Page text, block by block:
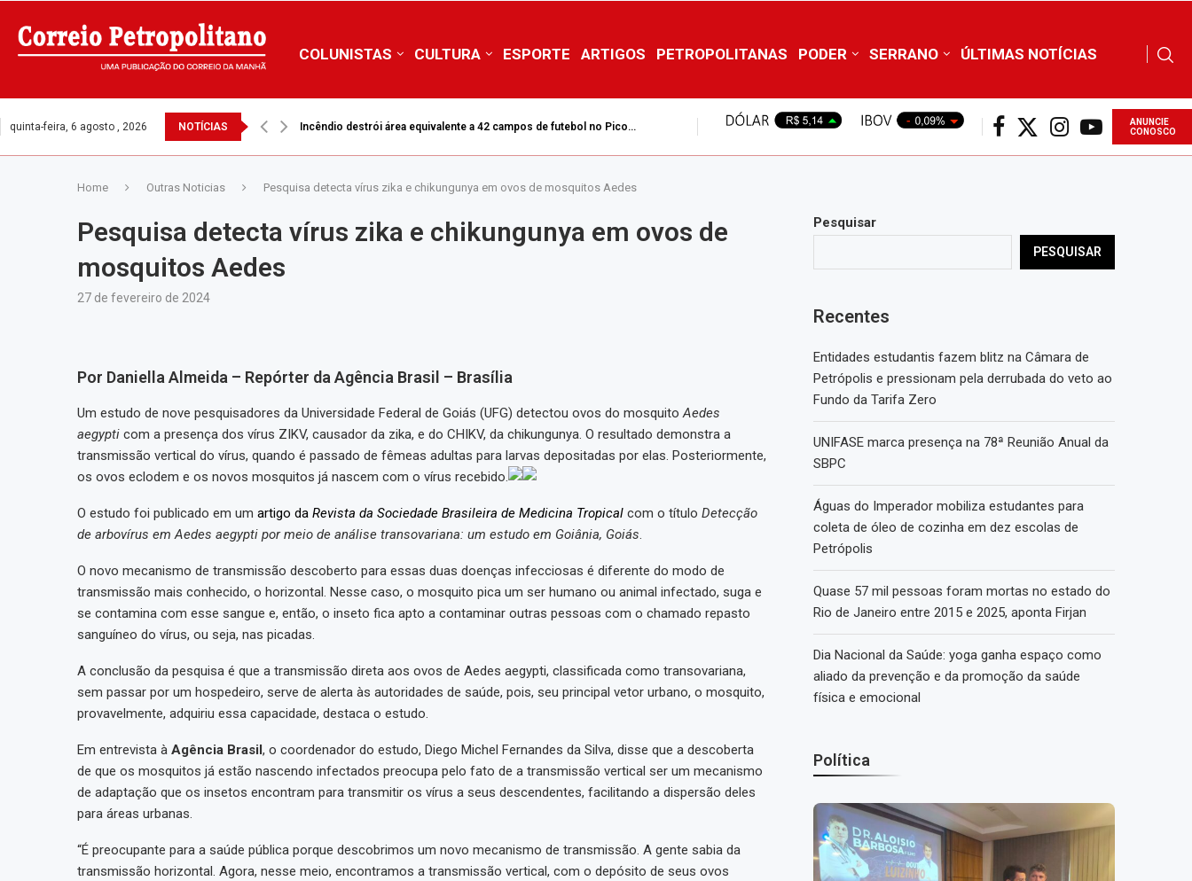
COLUNISTAS CULTURA ESPORTE ARTIGOS PETROPOLITANAS PODER SERRANO ÚLTIMAS NOTÍCIAS
quinta-feira, 6 agosto , 2026 NOTÍCIAS Incêndio destrói área equivalente a 42 campos de futebol no Pico...
ANUNCIE
CONOSCO
Home Outras Noticias Pesquisa detecta vírus zika e chikungunya em ovos de mosquitos Aedes
Pesquisa detecta vírus zika e chikungunya em ovos de
mosquitos Aedes
27 de fevereiro de 2024
Por Daniella Almeida – Repórter da Agência Brasil – Brasília
Um estudo de nove pesquisadores da Universidade Federal de Goiás (UFG) detectou ovos do mosquitoAedes
aegypti com a presença dos vírus ZIKV, causador da zika, e do CHIKV, da chikungunya. O resultado demonstra a
transmissão vertical do vírus, quando é passado de fêmeas adultas para larvas depositadas por elas. Posteriormente,
os ovos eclodem e os novos mosquitos já nascem com o vírus recebido.
O estudo foi publicado em um artigo da Revista da Sociedade Brasileira de Medicina Tropical com o título Detecção
de arbovírus em Aedes aegypti por meio de análise transovariana: um estudo em Goiânia, Goiás.
O novo mecanismo de transmissão descoberto para essas duas doenças infecciosas é diferente do modo de
transmissão mais conhecido, o horizontal. Nesse caso, o mosquito pica um ser humano ou animal infectado, suga e
se contamina com esse sangue e, então, o inseto fica apto a contaminar outras pessoas com o chamado repasto
sanguíneo do vírus, ou seja, nas picadas.
A conclusão da pesquisa é que a transmissão direta aos ovos de Aedes aegypti, classificada como transovariana,
sem passar por um hospedeiro, serve de alerta às autoridades de saúde, pois, seu principal vetor urbano, o mosquito,
provavelmente, adquiriu essa capacidade, destaca o estudo.
Em entrevista à Agência Brasil, o coordenador do estudo, Diego Michel Fernandes da Silva, disse que a descoberta
de que os mosquitos já estão nascendo infectados preocupa pelo fato de a transmissão vertical ser um mecanismo
de adaptação que os insetos encontram para transmitir os vírus a seus descendentes, facilitando a dispersão deles
para áreas urbanas.
“É preocupante para a saúde pública porque descobrimos um novo mecanismo de transmissão. A gente sabia da
transmissão horizontal. Agora, nesse meio, encontramos a transmissão vertical, com o depósito de seus ovos
Pesquisar
PESQUISAR
Recentes
Entidades estudantis fazem blitz na Câmara de
Petrópolis e pressionam pela derrubada do veto ao
Fundo da Tarifa Zero
UNIFASE marca presença na 78ª Reunião Anual da
SBPC
Águas do Imperador mobiliza estudantes para
coleta de óleo de cozinha em dez escolas de
Petrópolis
Quase 57 mil pessoas foram mortas no estado do
Rio de Janeiro entre 2015 e 2025, aponta Firjan
Dia Nacional da Saúde: yoga ganha espaço como
aliado da prevenção e da promoção da saúde
física e emocional
Política